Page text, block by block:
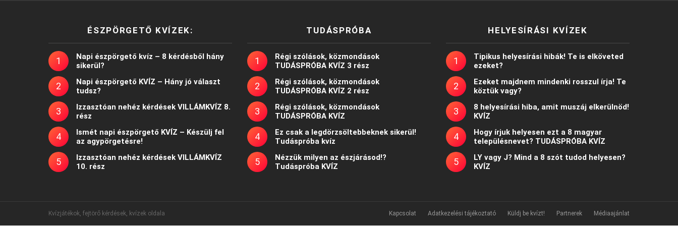
ÉSZPÖRGETŐ KVÍZEK:
Napi észpörgető kvíz – 8 kérdésből hány
sikerül?
Napi észpörgető KVÍZ – Hány jó választ
tudsz?
Izzasztóan nehéz kérdések VILLÁMKVÍZ 8.
rész
Ismét napi észpörgető KVÍZ – Készülj fel
az agypörgetésre!
Izzasztóan nehéz kérdések VILLÁMKVÍZ
10. rész
TUDÁSPRÓBA
Régi szólások, közmondások
TUDÁSPRÓBA KVÍZ 3 rész
Régi szólások, közmondások
TUDÁSPRÓBA KVÍZ 2 rész
Régi szólások, közmondások
TUDÁSPRÓBA KVÍZ
Ez csak a legdörzsöltebbeknek sikerül!
Tudáspróba kvíz
Nézzük milyen az észjárásod!?
Tudáspróba KVÍZ
HELYESÍRÁSI KVÍZEK
Tipikus helyesírási hibák! Te is elköveted
ezeket?
Ezeket majdnem mindenki rosszul írja! Te
köztük vagy?
8 helyesírási hiba, amit muszáj elkerülnöd!
KVÍZ
Hogy írjuk helyesen ezt a 8 magyar
településnevet? TUDÁSPRÓBA KVÍZ
LY vagy J? Mind a 8 szót tudod helyesen?
KVÍZ
Kvízjátékok, fejtörő kérdések, kvízek oldala Kapcsolat Adatkezelési tájékoztató Küldj be kvízt! Partnerek Médiaajánlat